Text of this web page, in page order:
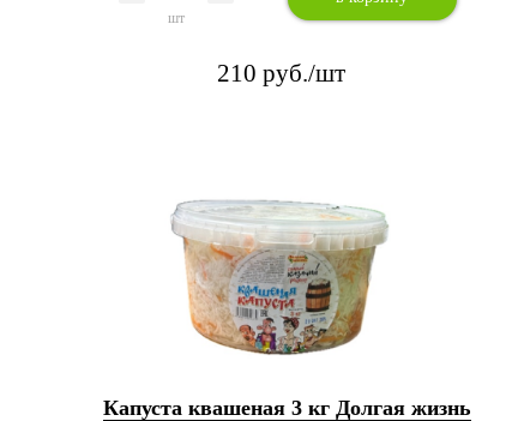
шт
210 руб./шт
Капуста квашеная 3 кг Долгая жизнь